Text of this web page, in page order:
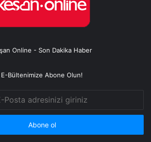
Online - Son Dakika Haber
E-Bültenimize Abone Olun!